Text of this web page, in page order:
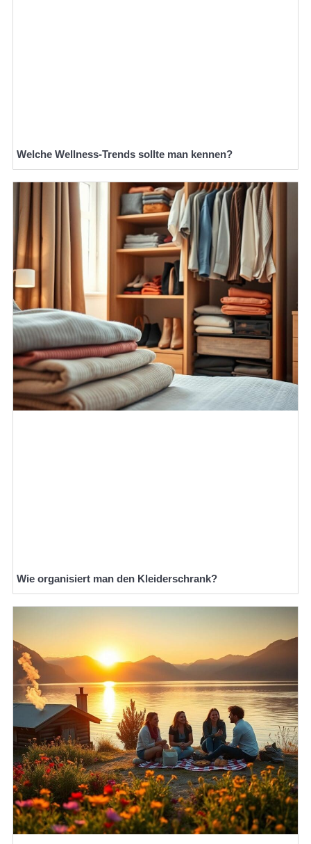
Welche Wellness-Trends sollte man kennen?
Wie organisiert man den Kleiderschrank?